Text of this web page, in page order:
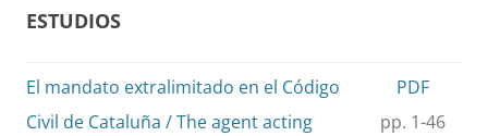
ESTUDIOS
El mandato extralimitado en el Código
Civil de Cataluña / The agent acting
PDF
pp. 1-46